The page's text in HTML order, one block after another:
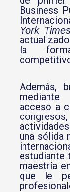
Business
York Times
la
Además,
mediante
acceso a
una sólida
estudiante
maestría
que le